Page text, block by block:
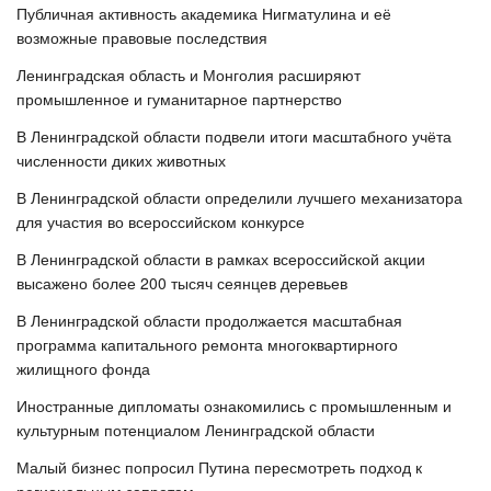
Публичная активность академика Нигматулина и её
возможные правовые последствия
Ленинградская область и Монголия расширяют
промышленное и гуманитарное партнерство
В Ленинградской области подвели итоги масштабного учёта
численности диких животных
В Ленинградской области определили лучшего механизатора
для участия во всероссийском конкурсе
В Ленинградской области в рамках всероссийской акции
высажено более 200 тысяч сеянцев деревьев
В Ленинградской области продолжается масштабная
программа капитального ремонта многоквартирного
жилищного фонда
Иностранные дипломаты ознакомились с промышленным и
культурным потенциалом Ленинградской области
Малый бизнес попросил Путина пересмотреть подход к